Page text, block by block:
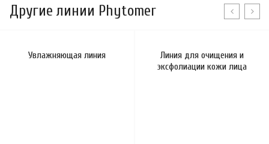
Другие линии Phytomer
Увлажняющая линия
Линия для очищения и
эксфолиации кожи лица